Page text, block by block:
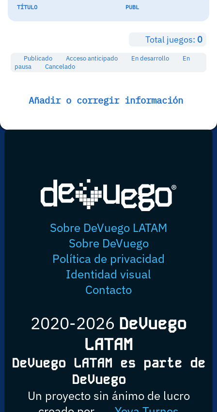
TÍTULO PUBL
Total juegos: 0
Publicado Acceso anticipado En desarrollo
En
pausa
Cancelado
Añadir o corregir información
Sobre DeVuego LATAM
Sobre DeVuego
Política de privacidad
Identidad visual
Contacto
2020-2026 DeVuego
LATAM
DeVuego LATAM es parte de
DeVuego
Un proyecto sin ánimo de lucro